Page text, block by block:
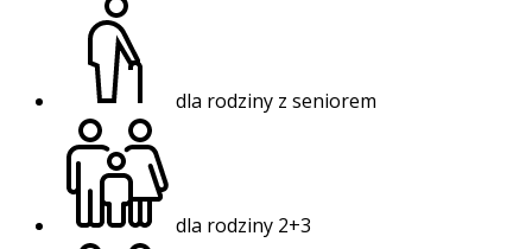
dla rodziny z seniorem
dla rodziny 2+3